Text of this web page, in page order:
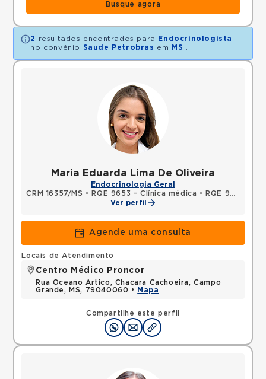
Busque agora
2 resultados encontrados para
Endocrinologista
no convênio
Saude Petrobras em MS
Maria Eduarda Lima De Oliveira
Endocrinologia Geral
CRM 16357/MS • RQE 9653 - Clínica médica •
RQE 9654 - Endocrinologia e metabologia
Ver perfil
Agende uma consulta
Compartilhe este perfil
Locais de Atendimento
Centro Médico Proncor
Rua Oceano Artico, Chacara Cachoeira, Campo
Grande, MS, 79040060 •
Mapa